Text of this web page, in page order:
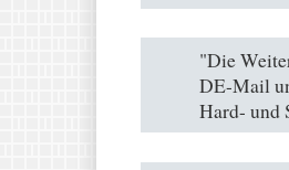
"Die
DE-Mail
Hard- und